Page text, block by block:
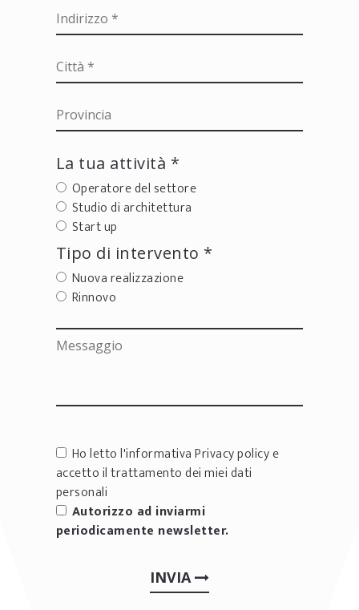
La tua attività *
Operatore del settore
Studio di architettura
Start up
Tipo di intervento *
Nuova realizzazione
Rinnovo
Ho letto l'informativaPrivacy policye
accetto il trattamento dei miei dati
personali
Autorizzo ad inviarmi
periodicamente newsletter.
INVIA